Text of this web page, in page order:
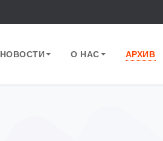
НОВОСТИ О НАС АРХИВ